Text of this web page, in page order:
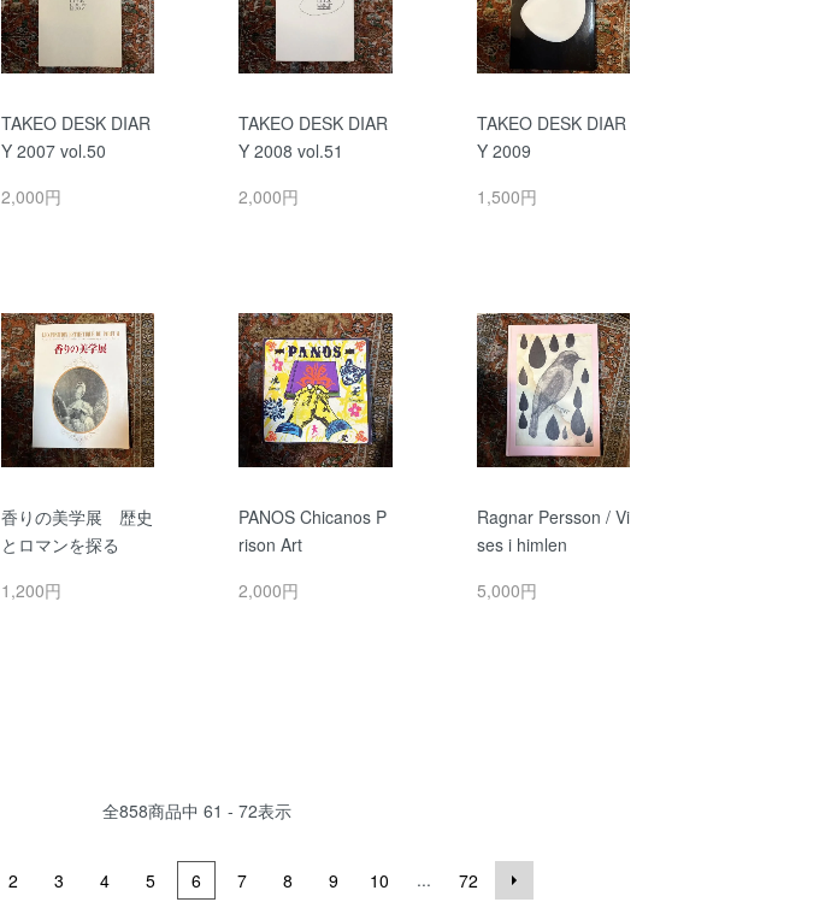
TAKEO DESK DIAR
Y 2007 vol.50
2,000円
TAKEO DESK DIAR
Y 2008 vol.51
2,000円
TAKEO DESK DIAR
Y 2009
1,500円
香りの美学展 歴史
とロマンを探る
1,200円
PANOS Chicanos P
rison Art
2,000円
Ragnar Persson / Vi
ses i himlen
5,000円
全858商品中 61 - 72表示
2 3 4 5 6 7 8 9 10 ... 72